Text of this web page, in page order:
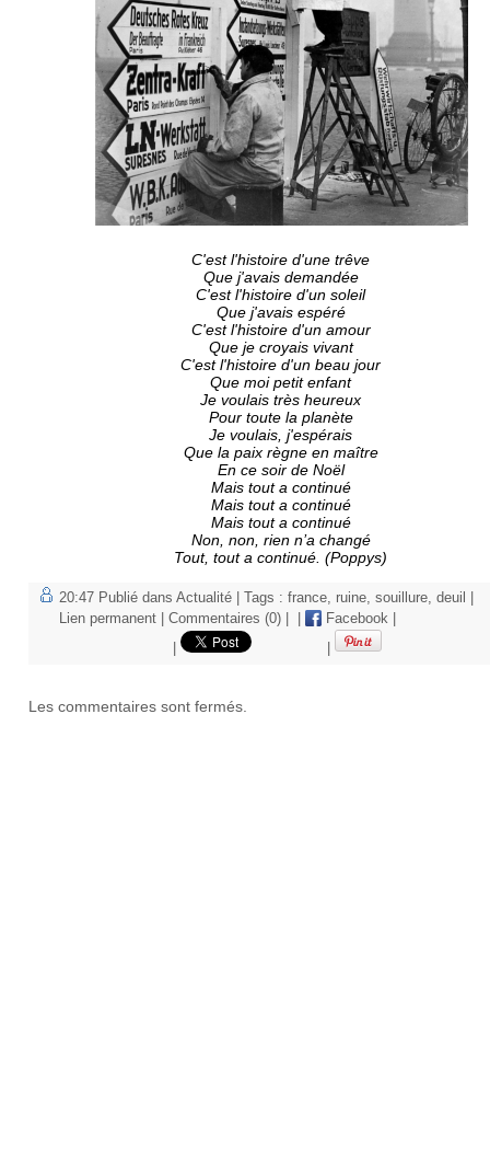
C'est l'histoire d'une trêve
Que j'avais demandée
C'est l'histoire d'un soleil
Que j'avais espéré
C'est l'histoire d'un amour
Que je croyais vivant
C'est l'histoire d'un beau jour
Que moi petit enfant
Je voulais très heureux
Pour toute la planète
Je voulais, j'espérais
Que la paix règne en maître
En ce soir de Noël
Mais tout a continué
Mais tout a continué
Mais tout a continué
Non, non, rien n’a changé
Tout, tout a continué. (Poppys)
20:47 Publié dans Actualité | Tags : france ruine souillure deuil
Lien permanent
Commentaires (0) Facebook
Les commentaires sont fermés.